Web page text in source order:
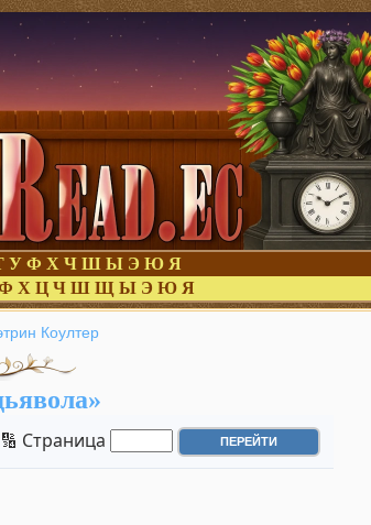
У Ф Х Ч Ш Ы Э Ю Я
Х Ц Ч Ш Щ Ы Э Ю Я
Коултер
🔢 Страница